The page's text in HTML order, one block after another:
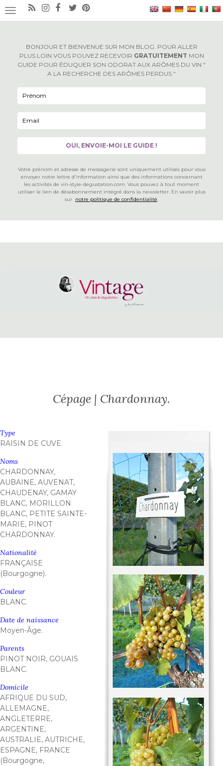
×
BONJOUR ET BIENVENUE SUR MON BLOG. POUR ALLER
PLUS LOIN VOUS POUVEZ RECEVOIR GRATUITEMENT MON
GUIDE POUR ÉDUQUER SON ODORAT AUX ARÔMES DU VIN "
A LA RECHERCHE DES ARÔMES PERDUS "
Votre prénom et adresse de messagerie sont uniquement utilisés pour vous
envoyer notre lettre d'information ainsi que des informations concernant
les activités de vin-style-degustation.com. Vous pouvez à tout moment
utiliser le lien de désabonnement intégré dans la newsletter. En savoir plus
sur notre politique de confidentialité.
OUVRIR/FERMER LA NAVIGATION
Cépage | Chardonnay.
Type
RAISIN DE CUVE.
Noms
CHARDONNAY,
AUBAINE, AUVENAT,
CHAUDENAY, GAMAY
BLANC, MORILLON
BLANC, PETITE SAINTE-
MARIE, PINOT
CHARDONNAY.
Nationalité
FRANÇAISE
(Bourgogne).
Couleur
BLANC.
Date de naissance
Moyen-Âge.
Parents
PINOT NOIR, GOUAIS
BLANC.
Domicile
AFRIQUE DU SUD,
ALLEMAGNE,
ANGLETERRE,
ARGENTINE,
AUSTRALIE, AUTRICHE,
ESPAGNE, FRANCE
(Bourgogne,